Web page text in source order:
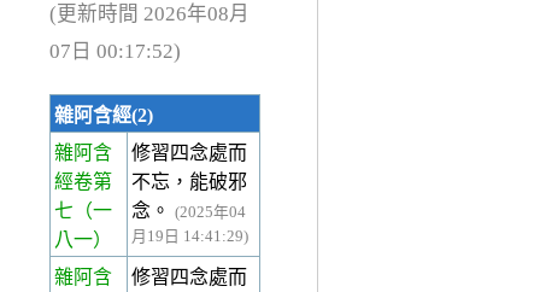
(更新時間 2026年08月
07日 00:17:52)
雜阿含經(2)
雜阿含
經卷第
七 （一
八一）
修習四念處而
不忘，能破邪
念。
(2025年04
月19日 14:41:29)
雜阿含
修習四念處而